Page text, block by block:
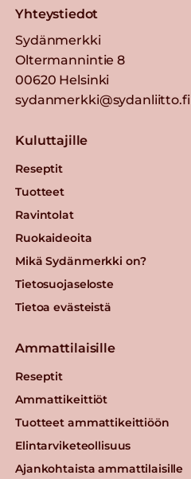
Yhteystiedot
Sydänmerkki
Oltermannintie 8
00620 Helsinki
sydanmerkki@sydanliitto.fi
Kuluttajille
Reseptit
Tuotteet
Ravintolat
Ruokaideoita
Mikä Sydänmerkki on?
Tietosuojaseloste
Tietoa evästeistä
Ammattilaisille
Reseptit
Ammattikeittiöt
Tuotteet ammattikeittiöön
Elintarviketeollisuus
Ajankohtaista ammattilaisille